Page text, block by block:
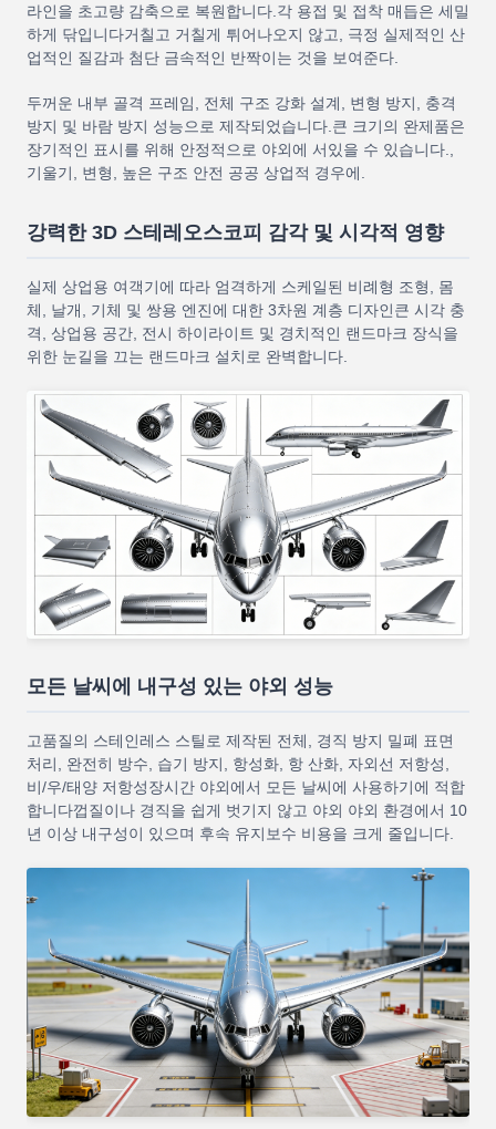
라인을 초고량 감축으로 복원합니다.각 용접 및 접착 매듭은 세밀
하게 닦입니다거칠고 거칠게 튀어나오지 않고, 극정 실제적인 산
업적인 질감과 첨단 금속적인 반짝이는 것을 보여준다.
두꺼운 내부 골격 프레임, 전체 구조 강화 설계, 변형 방지, 충격
방지 및 바람 방지 성능으로 제작되었습니다.큰 크기의 완제품은
장기적인 표시를 위해 안정적으로 야외에 서있을 수 있습니다.,
기울기, 변형, 높은 구조 안전 공공 상업적 경우에.
강력한 3D 스테레오스코피 감각 및 시각적 영향
실제 상업용 여객기에 따라 엄격하게 스케일된 비례형 조형, 몸
체, 날개, 기체 및 쌍용 엔진에 대한 3차원 계층 디자인큰 시각 충
격, 상업용 공간, 전시 하이라이트 및 경치적인 랜드마크 장식을
위한 눈길을 끄는 랜드마크 설치로 완벽합니다.
모든 날씨에 내구성 있는 야외 성능
고품질의 스테인레스 스틸로 제작된 전체, 경직 방지 밀폐 표면
처리, 완전히 방수, 습기 방지, 항성화, 항 산화, 자외선 저항성,
비/우/태양 저항성장시간 야외에서 모든 날씨에 사용하기에 적합
합니다껍질이나 경직을 쉽게 벗기지 않고 야외 야외 환경에서 10
년 이상 내구성이 있으며 후속 유지보수 비용을 크게 줄입니다.